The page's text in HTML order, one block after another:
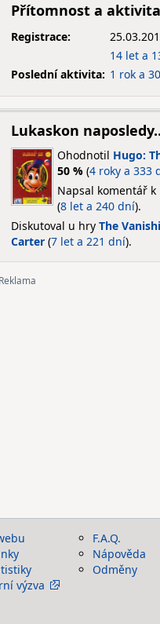
Přítomnost a aktivita
Registrace:
14 let a
Poslední aktivita: 1 rok a
Lukaskon
Ohodnotil Hugo:
50 %(4 roky a 333
Napsal komentář k
(8 let a 240 dní).
Diskutoval u hry The
Carter(7 let a 221 dní).
výzva
F.A.Q.
Nápověda
Odměny